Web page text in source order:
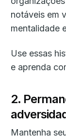
notáveis ​​em
mentalidade
Use essas
e aprenda
2.
Mantenha